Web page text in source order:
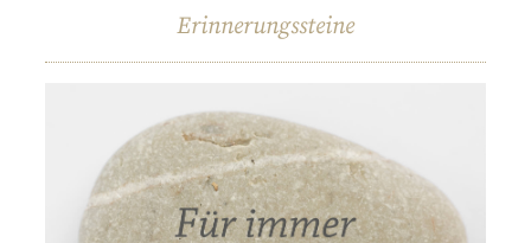
Erinnerungssteine